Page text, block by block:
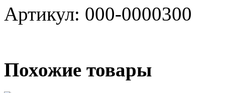
Артикул: 000-0000300
Похожие товары